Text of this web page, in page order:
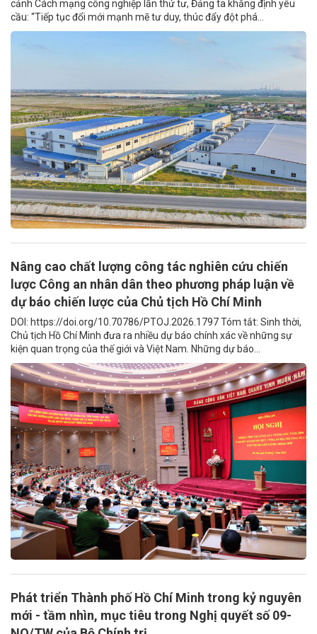
cảnh Cách mạng công nghiệp lần thứ tư, Đảng ta khẳng định yêu
cầu: “Tiếp tục đổi mới mạnh mẽ tư duy, thúc đẩy đột phá...
Nâng cao chất lượng công tác nghiên cứu chiến
lược Công an nhân dân theo phương pháp luận về
dự báo chiến lược của Chủ tịch Hồ Chí Minh
DOI: https://doi.org/10.70786/PTOJ.2026.1797 Tóm tắt: Sinh thời,
Chủ tịch Hồ Chí Minh đưa ra nhiều dự báo chính xác về những sự
kiện quan trọng của thế giới và Việt Nam. Những dự báo...
Phát triển Thành phố Hồ Chí Minh trong kỷ nguyên
mới - tầm nhìn, mục tiêu trong Nghị quyết số 09-